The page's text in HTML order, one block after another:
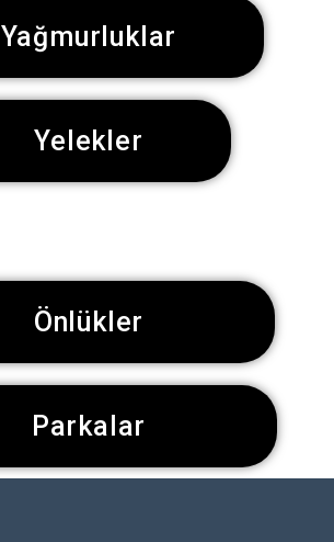
Yağmurluklar
Yelekler
Önlükler
Parkalar